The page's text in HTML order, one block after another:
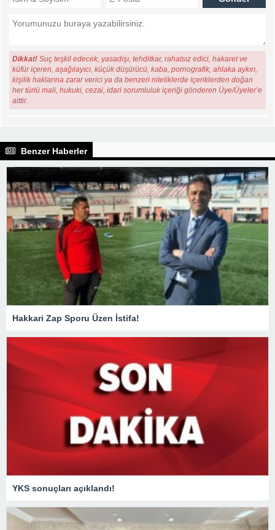
Dikkat! Suç teşkil edecek, yasadışı, tehditkar, rahatsız edici, hakaret ve
küfür içeren, aşağılayıcı, küçük düşürücü, kaba, pornografik, ahlaka aykırı,
kişilik haklarına zarar verici ya da benzeri niteliklerde içeriklerden doğan
her türlü mali, hukuki, cezai, idari sorumluluk içeriği gönderen Üye/Üyeler’e
aittir.
Benzer Haberler
Hakkari Zap Sporu Üzen İstifa!
YKS sonuçları açıklandı!